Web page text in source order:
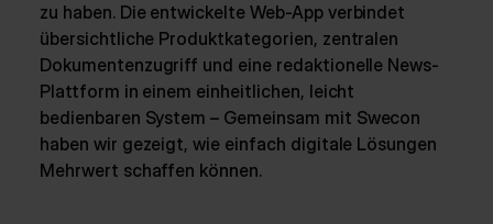
zu haben. Die entwickelte Web-App verbindet
übersichtliche Produktkategorien, zentralen
Dokumentenzugriff und eine redaktionelle News-
Plattform in einem einheitlichen, leicht
bedienbaren System – Gemeinsam mit Swecon
haben wir gezeigt, wie einfach digitale Lösungen
Mehrwert schaffen können.